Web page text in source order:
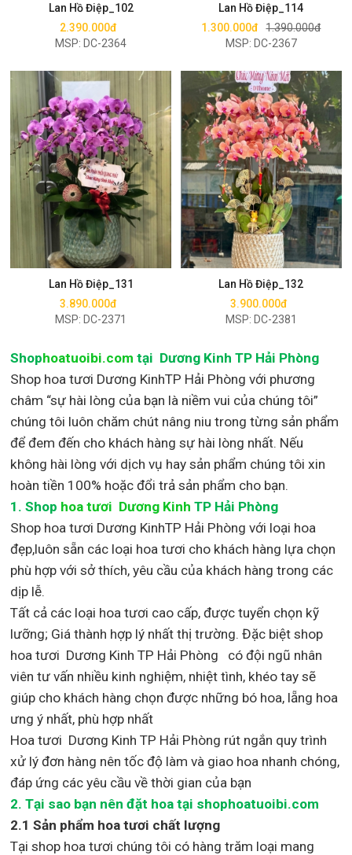
Lan Hồ Điệp_102
2.390.000đ
MSP: DC-2364
Lan Hồ Điệp_114
1.300.000đ 1.390.000đ
MSP: DC-2367
Lan Hồ Điệp_131
3.890.000đ
MSP: DC-2371
Mua ngay
Lan Hồ Điệp_132
3.900.000đ
MSP: DC-2381
Mua ngay
Shophoatuoibi.com tại Dương Kinh TP Hải Phòng
Shop hoa tươi Dương KinhTP Hải Phòng với phương
châm “sự hài lòng của bạn là niềm vui của chúng tôi”
chúng tôi luôn chăm chút nâng niu trong từng sản phẩm
để đem đến cho khách hàng sự hài lòng nhất. Nếu
không hài lòng với dịch vụ hay sản phẩm chúng tôi xin
hoàn tiền 100% hoặc đổi trả sản phẩm cho bạn.
1.Shop hoa tươi Dương Kinh TP Hải Phòng
Shop hoa tươi Dương KinhTP Hải Phòng với loại hoa
đẹp,luôn sẵn các loại hoa tươi cho khách hàng lựa chọn
phù hợp với sở thích, yêu cầu của khách hàng trong các
dịp lễ.
Tất cả các loại hoa tươi cao cấp, được tuyển chọn kỹ
lưỡng; Giá thành hợp lý nhất thị trường. Đặc biệt shop
hoa tươi Dương Kinh TP Hải Phòng
có đội ngũ nhân
viên tư vấn nhiều kinh nghiệm, nhiệt tình, khéo tay sẽ
giúp cho khách hàng chọn được những bó hoa, lẵng hoa
ưng ý nhất, phù hợp nhất
Hoa tươi Dương Kinh TP Hải Phòng rút ngắn quy trình
xử lý đơn hàng nên tốc độ làm và giao hoa nhanh chóng,
đáp ứng các yêu cầu về thời gian của bạn
2. Tại sao bạn nên đặt hoa tại shophoatuoibi.com
2.1 Sản phẩm hoa tươi chất lượng
Tại shop hoa tươi chúng tôi có hàng trăm loại mang